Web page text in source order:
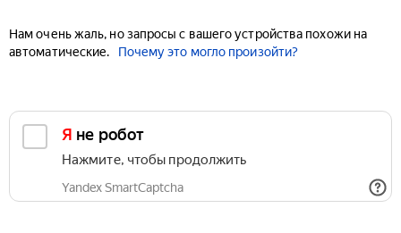
Нам очень жаль, но запросы с вашего устройства похожи на
автоматические.
Почему это могло произойти?
Я не робот
Нажмите, чтобы продолжить
Yandex SmartCaptcha